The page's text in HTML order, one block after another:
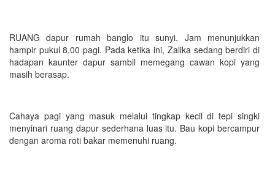
RUANG dapur rumah banglo itu sunyi. Jam menunjukkan
hampir pukul 8.00 pagi. Pada ketika ini, Zalika sedang berdiri di
hadapan kaunter dapur sambil memegang cawan kopi yang
masih berasap.
Cahaya pagi yang masuk melalui tingkap kecil di tepi singki
menyinari ruang dapur sederhana luas itu. Bau kopi bercampur
dengan aroma roti bakar memenuhi ruang.